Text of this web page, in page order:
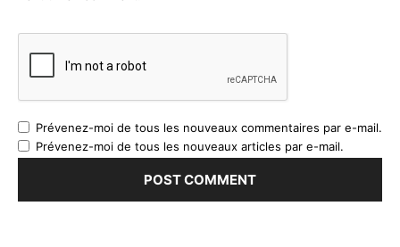
Prévenez-moi de tous les nouveaux commentaires par e-mail.
Prévenez-moi de tous les nouveaux articles par e-mail.